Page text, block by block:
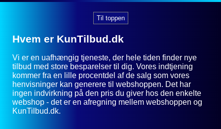
Til toppen
Hvem er KunTilbud.dk
Vi er en uafhængig tjeneste, der hele tiden finder nye
tilbud med store besparelser til dig. Vores indtjening
kommer fra en lille procentdel af de salg som vores
henvisninger kan generere til webshoppen. Det har
ingen indvirkning på den pris du giver hos den enkelte
webshop - det er en afregning mellem webshoppen og
KunTilbud.dk.